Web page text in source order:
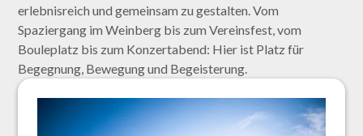
erlebnisreich und gemeinsam zu gestalten. Vom
Spaziergang im Weinberg bis zum Vereinsfest, vom
Bouleplatz bis zum Konzertabend: Hier ist Platz für
Begegnung, Bewegung und Begeisterung.